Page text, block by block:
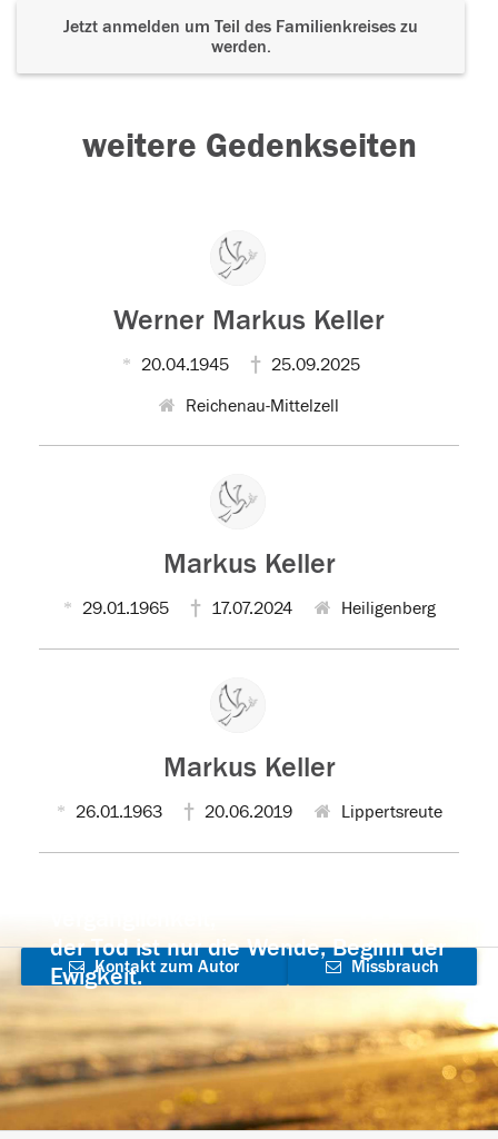
Jetzt anmelden um Teil des Familienkreises zu
werden.
weitere Gedenkseiten
Werner Markus Keller
20.04.1945 25.09.2025
Reichenau-Mittelzell
Markus Keller
29.01.1965 17.07.2024 Heiligenberg
Markus Keller
26.01.1963 20.06.2019 Lippertsreute
der Tod ist nur die Wende, Beginn der
Ewigkeit.
Kontakt zum Autor
aufnehmen
Missbrauch